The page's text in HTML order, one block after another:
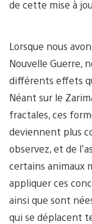
de cette mise à
Lorsque nous
Nouvelle Guerre,
différents effets
Néant sur le
fractales, ces
deviennent plus
observez, et de
certains animaux
appliquer ces
ainsi que sont
qui se déplacent